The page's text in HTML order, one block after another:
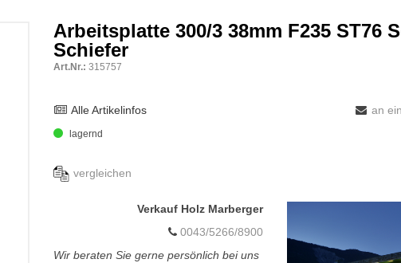
Arbeitsplatte 300/3 38mm F235 ST76
Schiefer
Art.Nr.: 315757
Alle Artikelinfos an
lagernd
vergleichen
Verkauf Holz Marberger
0043/5266/8900
Wir beraten Sie gerne persönlich bei uns